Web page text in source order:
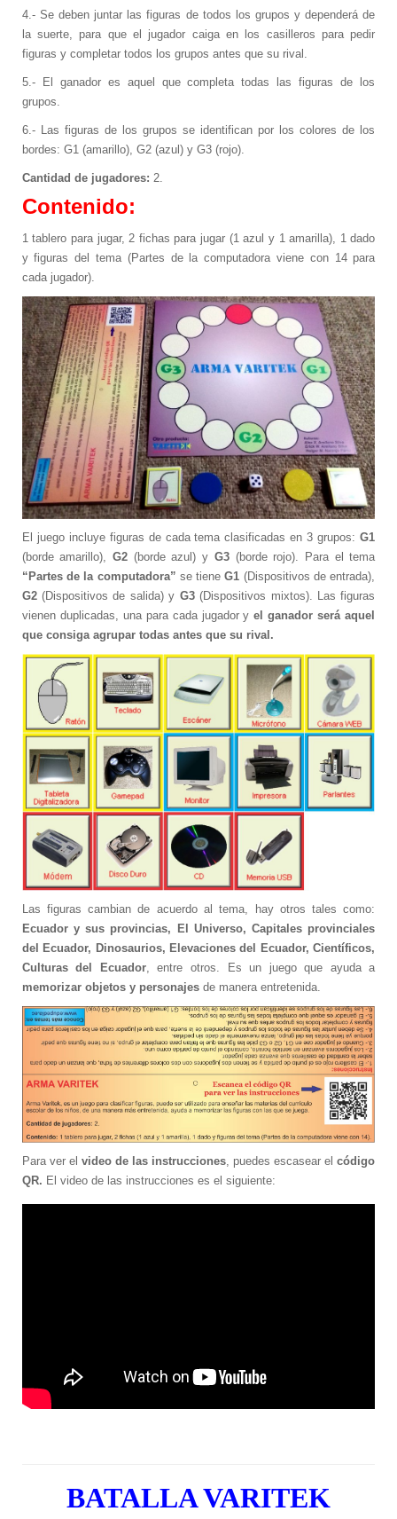
Cursos de Idiomas
DOMÓTICA
Impresiones 3D
Instalación de Redes
Mantenimiento de Equipos de
Computación
Implementación y Promoción de Sitios Web
Automatización de Laboratorios Clínicos
Videovigilancia IP
Destacado
Profesores IA
Prótesis con Impresoras 3D
Exposiciones de impresoras 3D
Conferencias y seminarios de impresoras
3D
Taller de ensamblaje de impresoras 3D
Juegos de mesa para el aula
La primera influencer virtual del Ecuador
El primer influencer virtual del Ecuador
finalista en concurso literario
Primer influencer virtual del Ecuador
finalista en concurso literario
Clientes
DESCARGAS
Contacto
SampleSidebar Module
This is a sample module published to the
sidebar_bottom position, using the -sidebar
module class suffix. There is also a
sidebar_top position below the search.
4.- Se deben juntar las figuras de todos los grupos y dependerá de
la suerte, para que el jugador caiga en los casilleros para pedir
figuras y completar todos los grupos antes que su rival.
5.- El ganador es aquel que completa todas las figuras de los
grupos.
6.- Las figuras de los grupos se identifican por los colores de los
bordes: G1 (amarillo), G2 (azul) y G3 (rojo).
Cantidad de jugadores: 2.
Contenido:
1 tablero para jugar, 2 fichas para jugar (1 azul y 1 amarilla), 1 dado
y figuras del tema (Partes de la computadora viene con 14 para
cada jugador).
El juego incluye figuras de cada tema clasificadas en 3 grupos:G1
(borde amarillo),G2 (borde azul) y G3(borde rojo). Para el tema
“Partes de la computadora” se tieneG1 (Dispositivos de entrada),
G2(Dispositivos de salida) y G3(Dispositivos mixtos). Las figuras
vienen duplicadas, una para cada jugador yel ganador será aquel
que consiga agrupar todas antes que su rival.
Las figuras cambian de acuerdo al tema, hay otros tales como:
Ecuador y sus provincias, El Universo, Capitales provinciales
del Ecuador, Dinosaurios, Elevaciones del Ecuador, Científicos,
Culturas del Ecuador, entre otros. Es un juego que ayuda a
memorizar objetos y personajesde manera entretenida.
Para ver el video de las instrucciones, puedes escasear elcódigo
QR. El video de las instrucciones es el siguiente:
BATALLA VARITEK